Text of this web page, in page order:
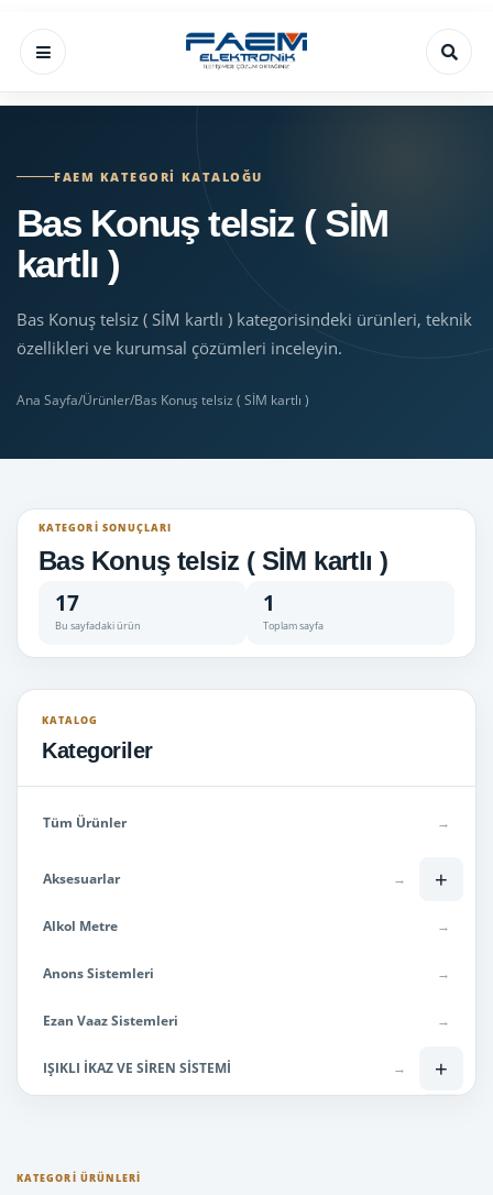
FAEM KATEGORI KATALOĞU
Bas Konuş telsiz ( SİM
kartlı )
Bas Konuş telsiz ( SİM kartlı ) kategorisindeki ürünleri, teknik
özellikleri ve kurumsal çözümleri inceleyin.
Ana Sayfa/Ürünler/Bas Konuş telsiz ( SİM kartlı )
KATEGORI SONUÇLARI
Bas Konuş telsiz ( SİM kartlı )
17
Bu sayfadaki ürün
1
Toplam sayfa
KATALOG
Kategoriler
Tüm Ürünler →
Aksesuarlar → +
Alkol Metre →
Anons Sistemleri →
Ezan Vaaz Sistemleri →
IŞIKLI İKAZ VE SİREN SİSTEMİ → +
KATEGORI ÜRÜNLERI